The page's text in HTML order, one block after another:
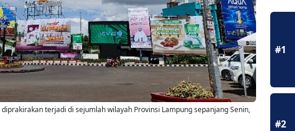
terjadi di sejumlah wilayah Provinsi Lampung sepanjang Senin,
#1
#2